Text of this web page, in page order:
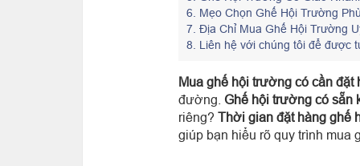
6.
Mẹo Chọn Ghế Hội Trường
7. Địa Chỉ Mua Ghế Hội Trường
8.
Liên hệ với chúng tôi để được
Mua ghế hội trường có cần đặt
đường. Ghế hội trường có sẵn
riêng? Thời gian đặt hàng ghế
giúp bạn hiểu rõ quy trình mua